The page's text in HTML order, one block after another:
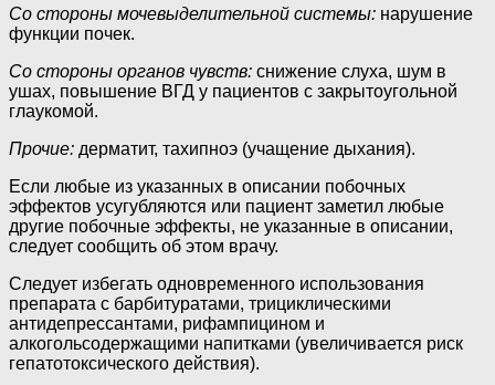
Со стороны мочевыделительной системы: нарушение
функции почек.
Со стороны органов чувств: снижение слуха, шум в
ушах, повышение ВГД у пациентов с закрытоугольной
глаукомой.
Прочие: дерматит, тахипноэ (учащение дыхания).
Если любые из указанных в описании побочных
эффектов усугубляются или пациент заметил любые
другие побочные эффекты, не указанные в описании,
следует сообщить об этом врачу.
Следует избегать одновременного использования
препарата с барбитуратами, трициклическими
антидепрессантами, рифампицином и
алкогольсодержащими напитками (увеличивается риск
гепатотоксического действия).